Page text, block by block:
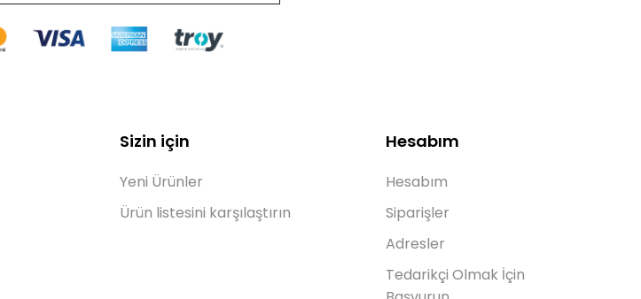
Sizin için
Yeni Ürünler
Ürün listesini karşılaştırın
Hesabım
Hesabım
Siparişler
Adresler
Tedarikçi Olmak İçin